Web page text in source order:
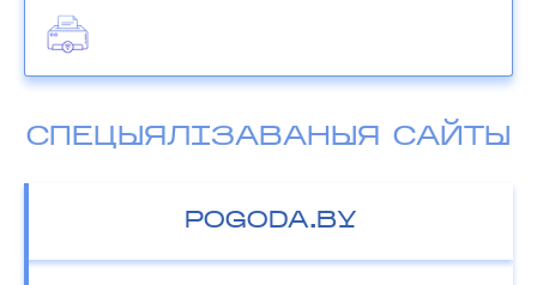
СПЕЦЫЯЛІЗАВАНЫЯ САЙТЫ
POGODA.BY